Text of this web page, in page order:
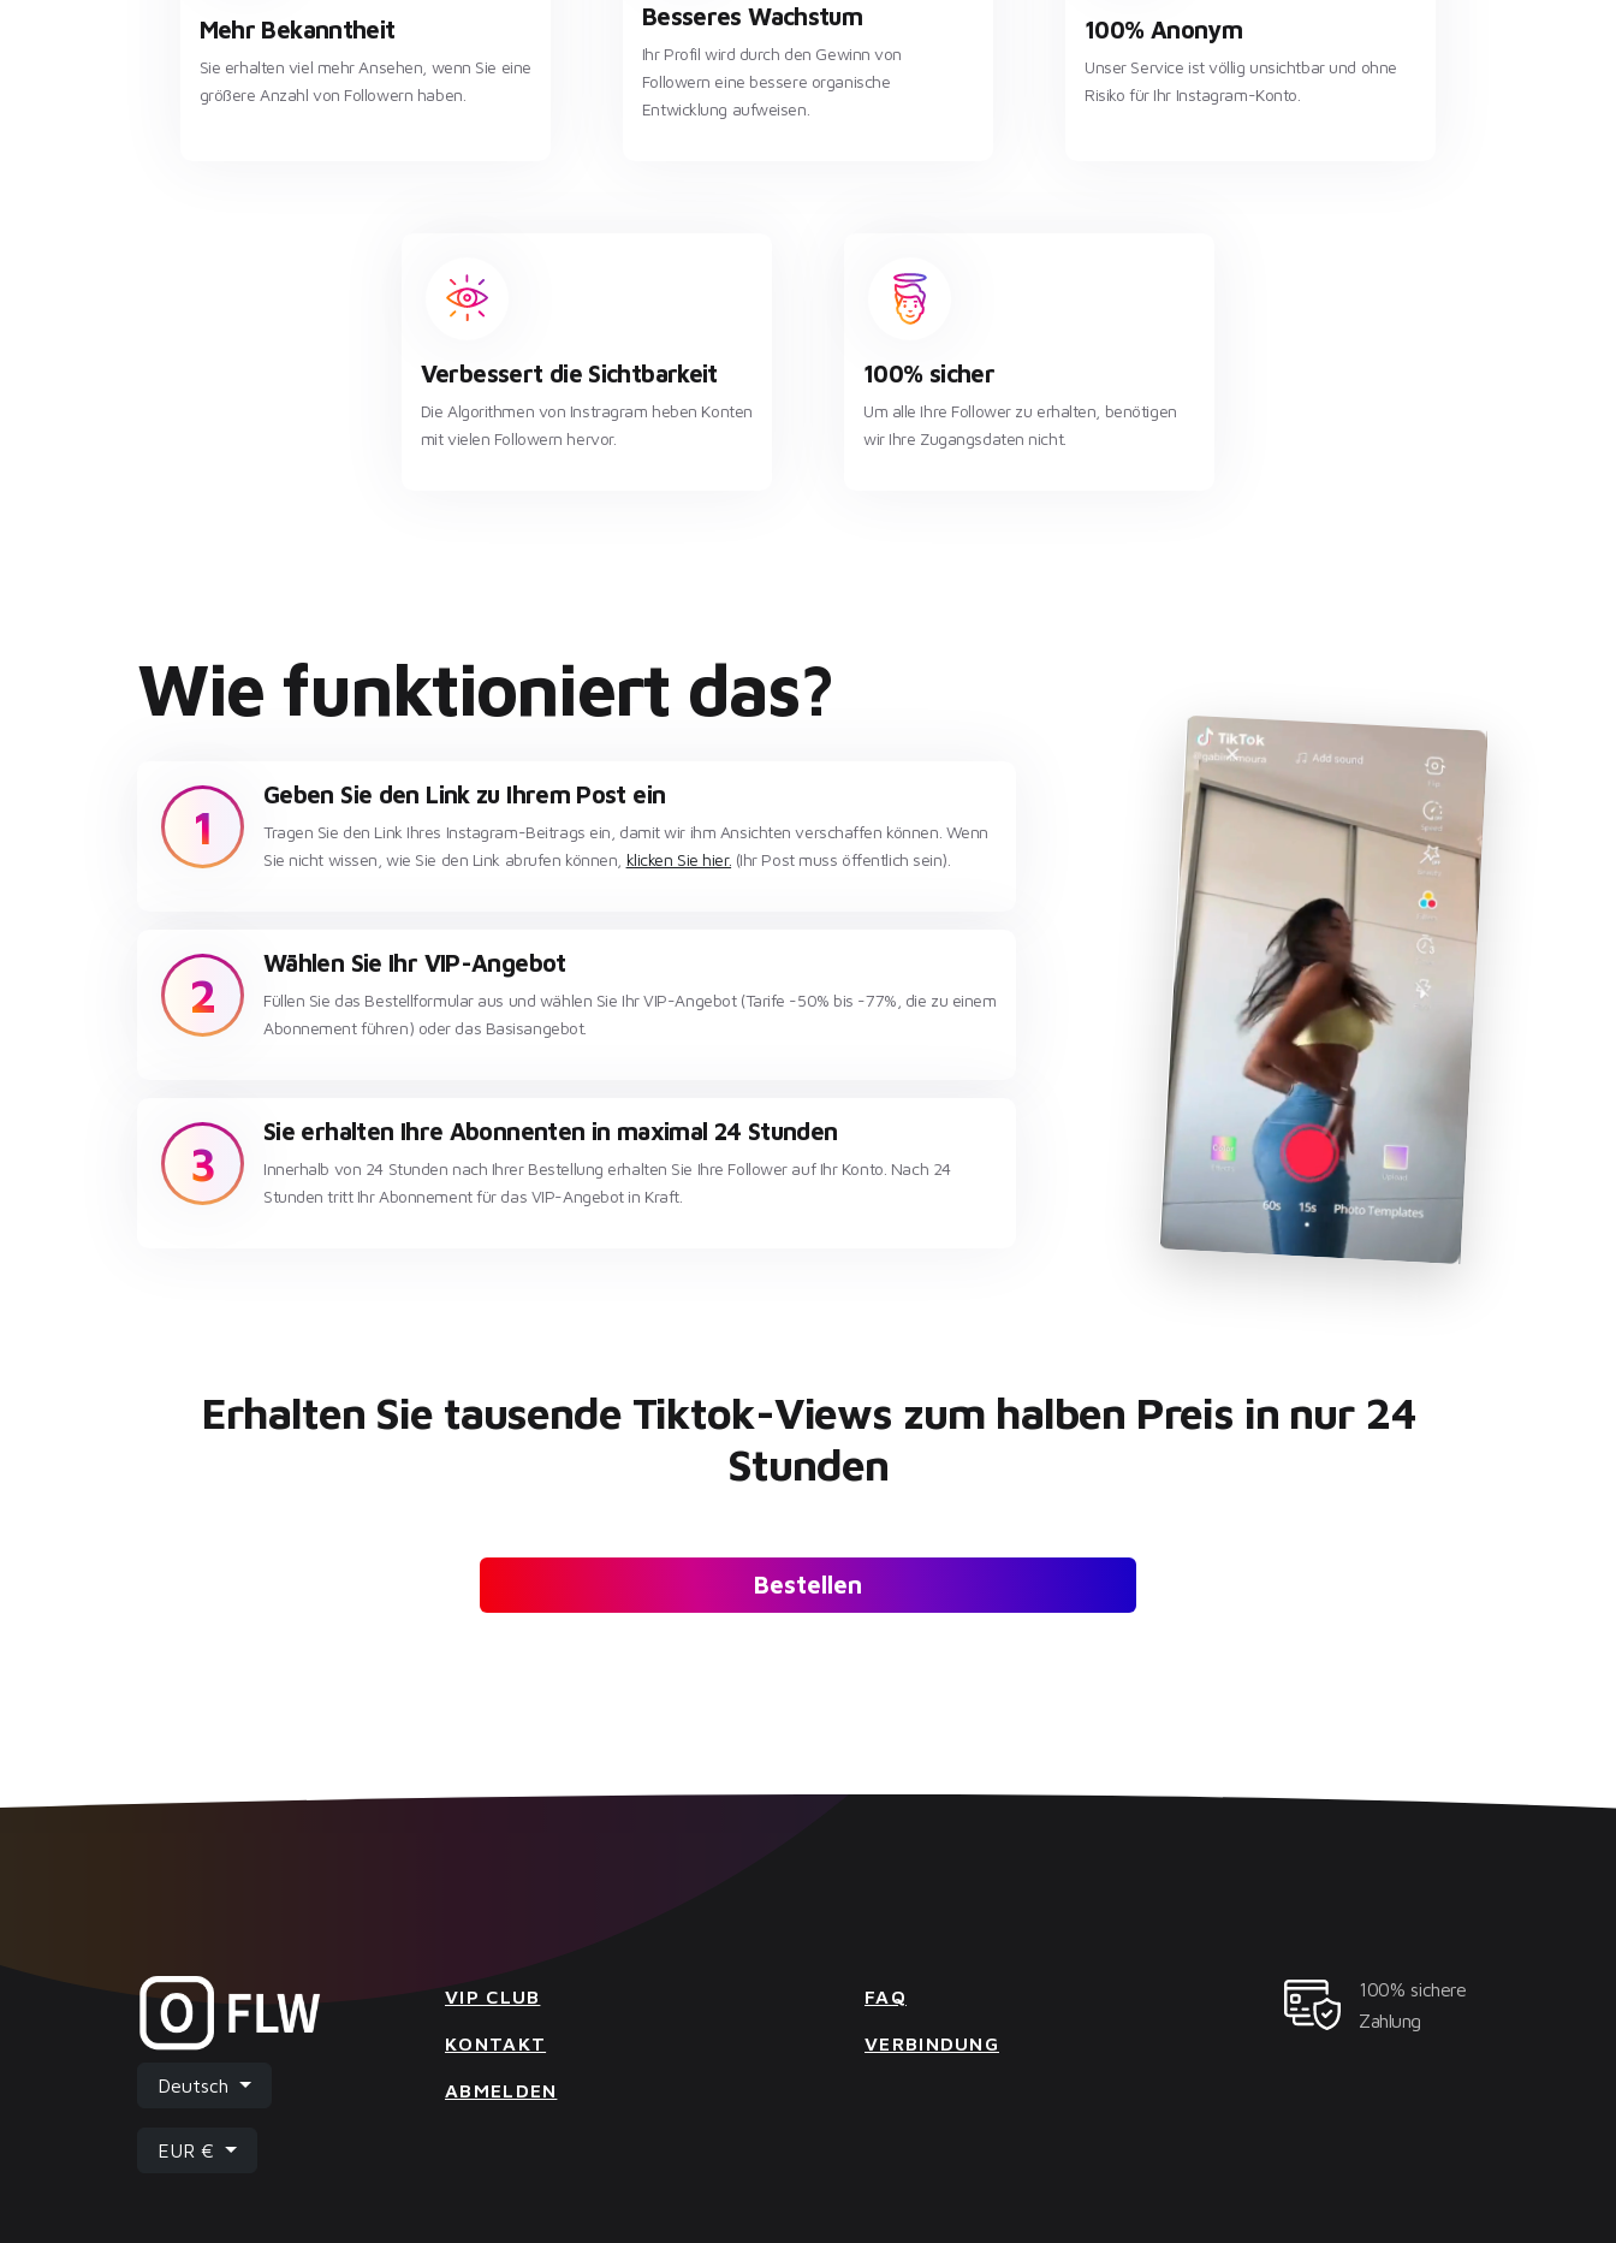
Mehr Bekanntheit
Sie erhalten viel mehr Ansehen, wenn Sie eine
größere Anzahl von Followern haben.
Besseres Wachstum
Ihr Profil wird durch den Gewinn von
Followern eine bessere organische
Entwicklung aufweisen.
100% Anonym
Unser Service ist völlig unsichtbar und ohne
Risiko für Ihr Instagram-Konto.
Verbessert die Sichtbarkeit
Die Algorithmen von Instragram heben Konten
mit vielen Followern hervor.
100% sicher
Um alle Ihre Follower zu erhalten, benötigen
wir Ihre Zugangsdaten nicht.
Wie funktioniert das?
1
Geben Sie den Link zu Ihrem Post ein
Tragen Sie den Link Ihres Instagram-Beitrags ein, damit wir ihm Ansichten verschaffen können. Wenn
Sie nicht wissen, wie Sie den Link abrufen können, klicken Sie hier. (Ihr Post muss öffentlich sein).
2
Wählen Sie Ihr VIP-Angebot
Füllen Sie das Bestellformular aus und wählen Sie Ihr VIP-Angebot (Tarife -50% bis -77%, die zu einem
Abonnement führen) oder das Basisangebot.
3
Sie erhalten Ihre Abonnenten in maximal 24 Stunden
Innerhalb von 24 Stunden nach Ihrer Bestellung erhalten Sie Ihre Follower auf Ihr Konto. Nach 24
Stunden tritt Ihr Abonnement für das VIP-Angebot in Kraft.
Erhalten Sie tausende Tiktok-Views zum halben Preis in nur 24
Stunden
Bestellen
Deutsch
EUR €
VIP CLUB FAQ
KONTAKT VERBINDUNG
ABMELDEN
100% sichere
Zahlung